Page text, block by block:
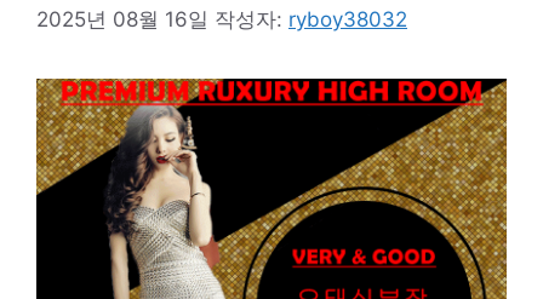
2025년 08월 16일 작성자: ryboy38032